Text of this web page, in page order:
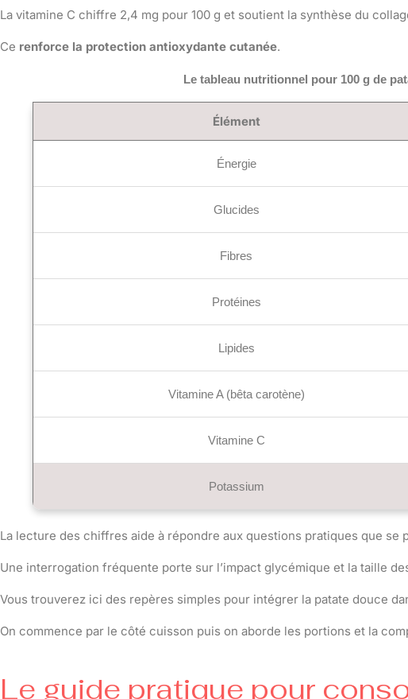
La vitamine C chiffre 2,4 mg pour 100 g et soutient la synthèse du
Ce renforce la protection antioxydante cutanée.
Le tableau nutritionnel pour 100 g de
Élément
Énergie
Glucides
Fibres
Protéines
Lipides
Vitamine A (bêta carotène)
Vitamine C
Potassium
La lecture des chiffres aide à répondre aux questions pratiques que se
Une interrogation fréquente porte sur l’impact glycémique et la taille
Vous trouverez ici des repères simples pour intégrer la patate douce
On commence par le côté cuisson puis on aborde les portions et la
Le guide pratique pour